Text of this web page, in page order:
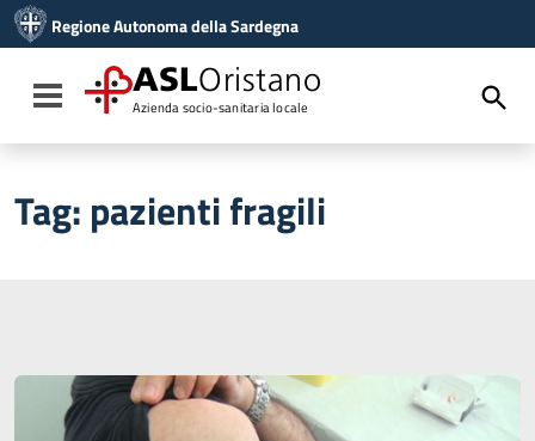
Vai al menu di navigazione
Vai al footer
Regione Autonoma della Sardegna
Toggle navigation
ASLOristano
Azienda socio-sanitaria locale
Tag: pazienti fragili